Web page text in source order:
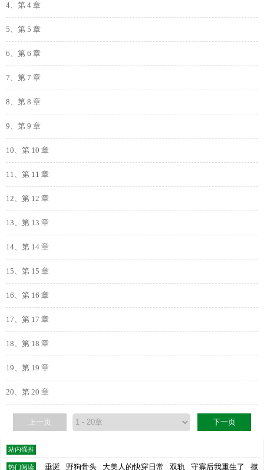
4、第 4 章
5、第 5 章
6、第 6 章
7、第 7 章
8、第 8 章
9、第 9 章
10、第 10 章
11、第 11 章
12、第 12 章
13、第 13 章
14、第 14 章
15、第 15 章
16、第 16 章
17、第 17 章
18、第 18 章
19、第 19 章
20、第 20 章
上一页 下一页
站内强推
热门阅读 垂涎 野狗骨头 大美人的快穿日常 双轨 守寡后我重生了 揽